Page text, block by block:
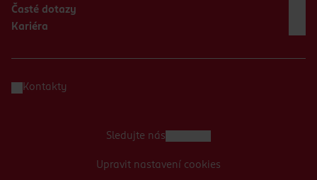
Časté dotazy
Kariéra
Kontakty
Sledujte nás
Upravit nastavení cookies